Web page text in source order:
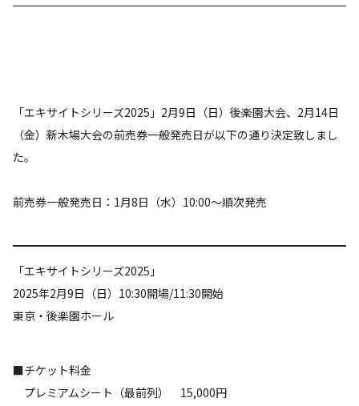
「エキサイトシリーズ2025」2月9日（日）後楽園大会、2月14日
（金）新木場大会の前売券一般発売日が以下の通り決定致しまし
た。
前売券一般発売日：1月8日（水）10:00～順次発売
「エキサイトシリーズ2025」
2025年2月9日（日）10:30開場/11:30開始
東京・後楽園ホール
■チケット料金
プレミアムシート（最前列） 15,000円